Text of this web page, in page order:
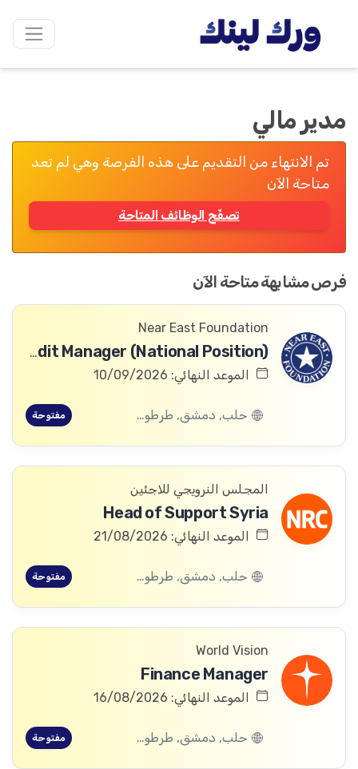
مدير مالي
تم الانتهاء من التقديم على هذه الفرصة وهي لم تعد
متاحة الآن
تصفّح الوظائف المتاحة
فرص مشابهة متاحة الآن
Near East Foundation
Enterprise Finance & Credit Manager (National Position)
الموعد النهائي: 10/09/2026
حلب, دمشق, طرطوس, ريف دمشق, ديرالزور, درعا, السويداء, إدلب, القنيطرة, اللاذقية, الرقة, حمص, الحسكة, حماة مفتوحة
المجلس النرويجي للاجئين
Head of Support Syria
الموعد النهائي: 21/08/2026
حلب, دمشق, طرطوس, ريف دمشق, ديرالزور, درعا, السويداء, إدلب, القنيطرة, اللاذقية, الرقة, حمص, الحسكة, حماة مفتوحة
World Vision
Finance Manager
الموعد النهائي: 16/08/2026
حلب, دمشق, طرطوس, ريف دمشق, ديرالزور, درعا, السويداء, إدلب, القنيطرة, اللاذقية, الرقة, حمص, الحسكة, حماة مفتوحة